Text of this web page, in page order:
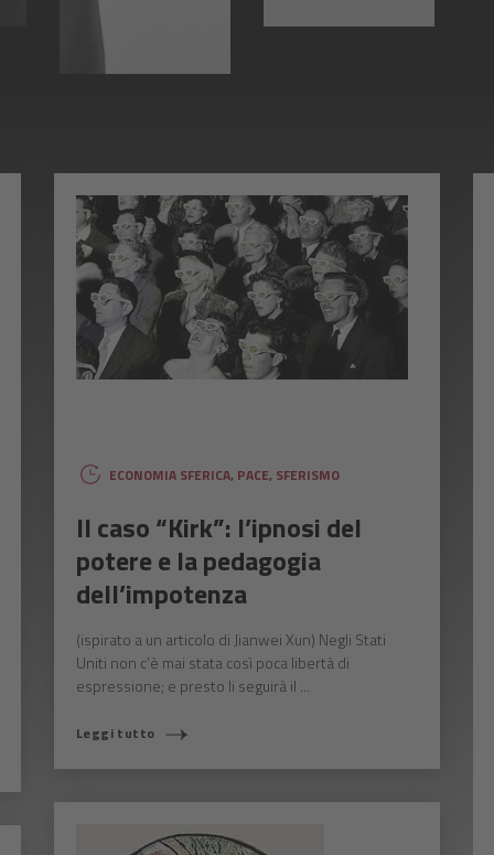
ECONOMIA SFERICA, PACE, SFERISMO
Il caso “Kirk”: l’ipnosi del
potere e la pedagogia
dell’impotenza
(ispirato a un articolo di Jianwei Xun) Negli Stati
Uniti non c’è mai stata così poca libertà di
espressione; e presto li seguirà il ...
Leggi tutto